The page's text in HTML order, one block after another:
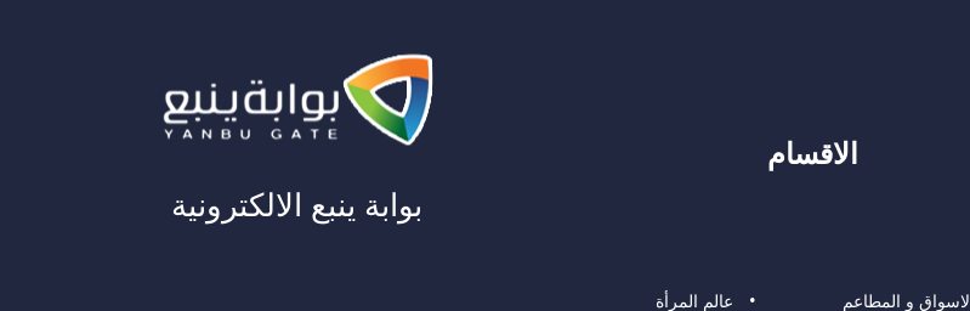
الاقسام
الاسواق و المطاعم عالم المرأة
بوابة ينبع الالكترونية